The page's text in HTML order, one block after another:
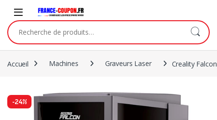
Accueil Machines Graveurs Laser Creality
-24%